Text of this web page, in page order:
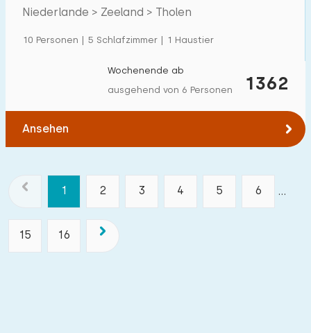
Niederlande > Zeeland > Tholen
10 Personen | 5 Schlafzimmer | 1 Haustier
1362
Wochenende ab
ausgehend von 6 Personen
Ansehen
1 2 3 4 5 6 ...
15 16